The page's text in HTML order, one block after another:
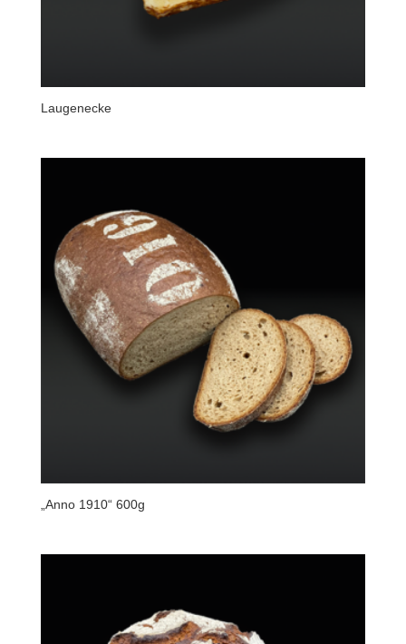
Laugenecke
„Anno 1910“ 600g